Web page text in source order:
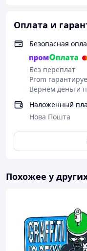
Оплата и
Безопасная
Без переплат
Prom
Вернем деньги
Наложенный
Нова Пошта
Похожее у